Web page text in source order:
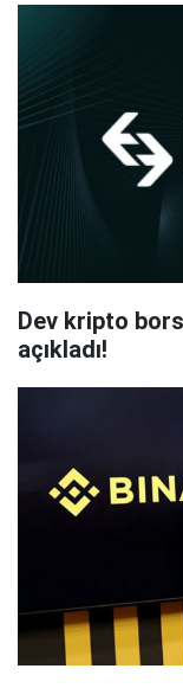
Dev kripto
açıkladı!